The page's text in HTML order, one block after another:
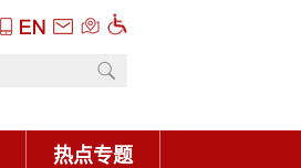
热点专题